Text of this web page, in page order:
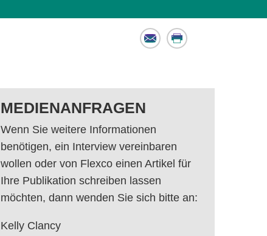
Email Print
MEDIENANFRAGEN
Wenn Sie weitere Informationen
benötigen, ein Interview vereinbaren
wollen oder von Flexco einen Artikel für
Ihre Publikation schreiben lassen
möchten, dann wenden Sie sich bitte an:
Kelly Clancy